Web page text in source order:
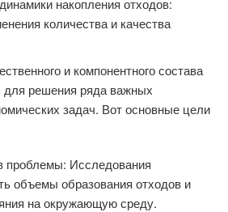
накопления отходов:
количества и качества
и компонентного состава
решения ряда важных
задач. Вот основные цели
проблемы: Исследования
объемы образования отходов и
на окружающую среду.